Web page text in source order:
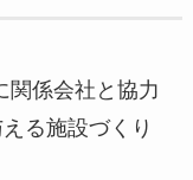
関係会社と協力
る施設づくり